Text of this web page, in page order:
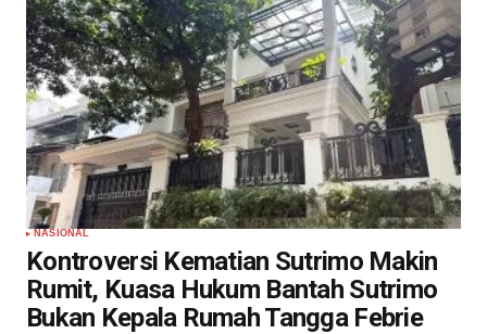
NASIONAL
Kontroversi Kematian Sutrimo Makin
Rumit, Kuasa Hukum Bantah Sutrimo
Bukan Kepala Rumah Tangga Febrie